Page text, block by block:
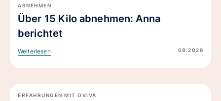
ABNEHMEN
Über 15 Kilo abnehmen: Anna
berichtet
Weiterlesen 08.2026
ERFAHRUNGEN MIT OVIVA